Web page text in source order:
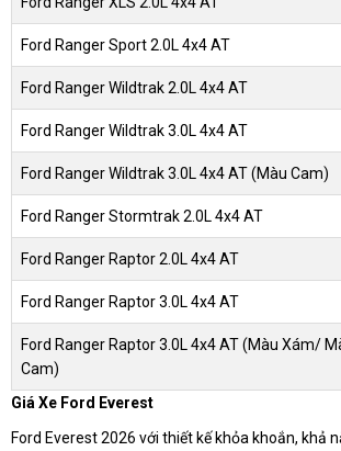
Ford Ranger Sport 2.0L 4x4 AT
Ford Ranger Wildtrak 2.0L 4x4 AT
Ford Ranger Wildtrak 3.0L 4x4 AT
Ford Ranger Wildtrak 3.0L 4x4 AT (Màu Cam)
Ford Ranger Stormtrak 2.0L 4x4 AT
Ford Ranger Raptor 2.0L 4x4 AT
Ford Ranger Raptor 3.0L 4x4 AT
Ford Ranger Raptor 3.0L 4x4 AT (Màu Xám/
Cam)
Giá Xe Ford Everest
Ford Everest 2026 với thiết kế khỏa khoắn, khả